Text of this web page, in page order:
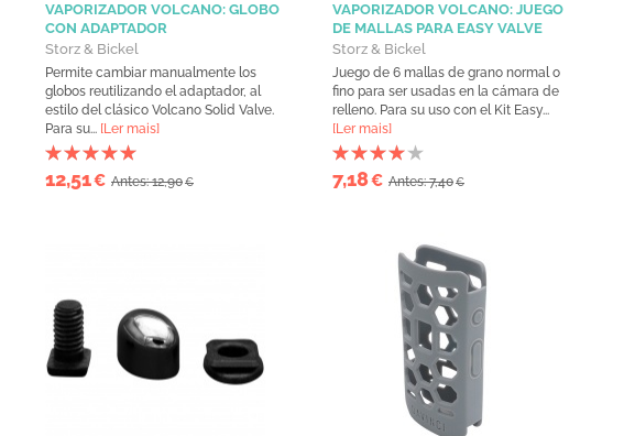
VAPORIZADOR VOLCANO: GLOBO
CON ADAPTADOR
Storz & Bickel
Permite cambiar manualmente los
globos reutilizando el adaptador, al
estilo del clásico Volcano Solid Valve.
Para su... [Ler mais]
12,51€ Antes: 12,90€
VAPORIZADOR VOLCANO: JUEGO
DE MALLAS PARA EASY VALVE
Storz & Bickel
Juego de 6 mallas de grano normal o
fino para ser usadas en la cámara de
relleno. Para su uso con el Kit Easy...
[Ler mais]
7,18€ Antes: 7,40€